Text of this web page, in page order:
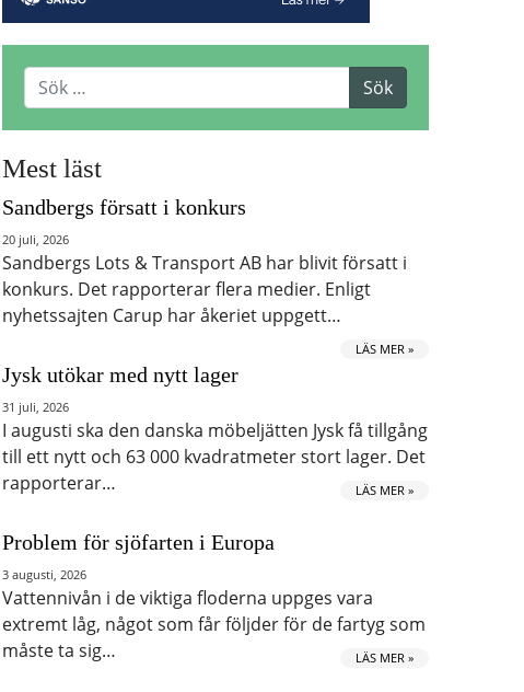
Mest läst
Sandbergs försatt i konkurs
20 juli, 2026
Sandbergs Lots & Transport AB har blivit försatt i
konkurs. Det rapporterar flera medier. Enligt
nyhetssajten Carup har åkeriet uppgett…
LÄS MER »
Jysk utökar med nytt lager
31 juli, 2026
I augusti ska den danska möbeljätten Jysk få tillgång
till ett nytt och 63 000 kvadratmeter stort lager. Det
rapporterar…
LÄS MER »
Problem för sjöfarten i Europa
3 augusti, 2026
Vattennivån i de viktiga floderna uppges vara
extremt låg, något som får följder för de fartyg som
måste ta sig…
LÄS MER »